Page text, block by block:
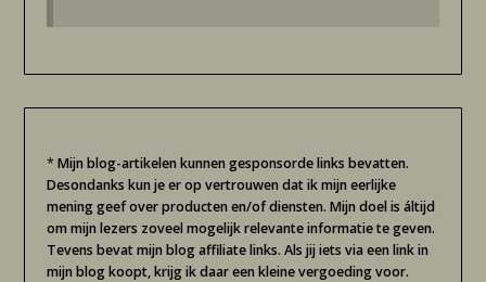
*Mijn blog-artikelen kunnen gesponsorde links bevatten.
Desondanks kun je er op vertrouwen dat ik mijn eerlijke
mening geef over producten en/of diensten. Mijn doel is áltijd
om mijn lezers zoveel mogelijk relevante informatie te geven.
Tevens bevat mijn blog affiliate links. Als jij iets via een link in
mijn blog koopt, krijg ik daar een kleine vergoeding voor.